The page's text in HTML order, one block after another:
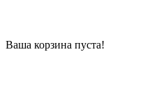
Ваша корзина пуста!